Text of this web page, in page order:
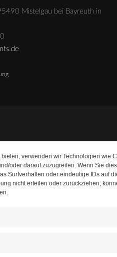
verwenden wir Technologien wie
oder darauf zuzugreifen. Wenn Sie
Surfverhalten oder eindeutige IDs auf
nicht erteilen oder zurückziehen,
Mistelgau bei Bayreuth in